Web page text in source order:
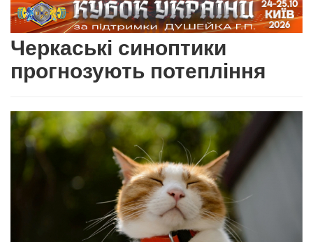
Черкаські синоптики
прогнозують потепління